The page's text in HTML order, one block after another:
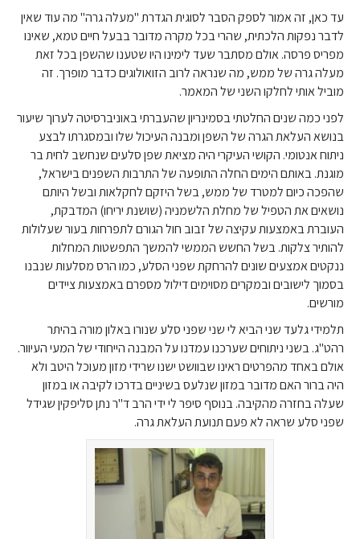
עד כאן, זה אמור לספק הסבר לסוגית הגדרת "מעלה גרה" מה עוד שאין
לדבר נפקות הלכתית, שהרי בכל מקרה מדובר בבעל חיים טמא, שאינו
מפריס פרסה. אולם מסתבר שעד לימינו היו שטענו שהשפן בכל זאת
מעלה גרה של ממש, מה שנראה לרוב הזואולוגים כדבר מופרך. זה
מוביל אותי לחלקו השני של המאמר.
לפני כמה שנים החלטתי בסמינריון שהעברתי באוניברסיטה לערוך שיעור
בנושא העלאת הגרה של השפן ומבנה העיכול שלו ובמסגרתו לבצע
ניתוח אנטומי. הקושי העיקרי היה מציאת שפן סלעים שנחשב לחית בר
מוגנת. באותם הימים החלה התופעה של התרבות השפנים בישראל,
שהפכה כיום למטרד של ממש, בשל היזקם לחקלאות ובשל היותם
נושאים את הטפיל של מחלת הלשמניה (שושנת יריחו) המדבקת,
העוברת באמצעות עקיצה של זבוב חול הגורם לתפרחות בעור שעלולות
להותיר צלקות. בשל החשש הממשי להמשך התפשטות המחלות
ננקטים אמצעים שונים להרחקת שפני הסלע, כמו הרס מסלעות שנבנו
בסמוך לישובים ובמקרים מסוימים דילול מספרם באמצעות ציידים
מורשים.
תלמידי גלעד שני הביא לי שני שפני סלע שנורו באלון מורה בהיתר
רהט"ג. בשני ניתוחים שערכנו עמדנו על המבנה הייחודי של המעי העיוור.
אולם באחד מהפרטים ראינו שבוושט ישנו שרידי מזון מעוכל היטב ולא
היה ברור האם מדובר במזון שנלעס בשיניים בדרכו לקיבה או במזון
שעלה בחזרה מהקיבה. בנוסף סיפר לי ידי הרב ד"ר נתן סליפקין שגידל
שפני סלע שראה לא פעם תנועת העלאת גרה.